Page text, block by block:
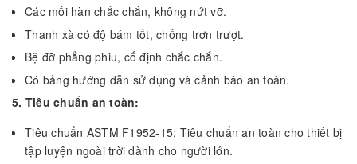
Các mối hàn chắc chắn, không nứt vỡ.
Thanh xà có độ bám tốt, chống trơn trượt.
Bệ đỡ phẳng phiu, cố định chắc chắn.
Có bảng hướng dẫn sử dụng và cảnh báo an toàn.
5. Tiêu chuẩn an toàn:
Tiêu chuẩn ASTM F1952-15: Tiêu chuẩn an toàn cho thiết bị
tập luyện ngoài trời dành cho người lớn.